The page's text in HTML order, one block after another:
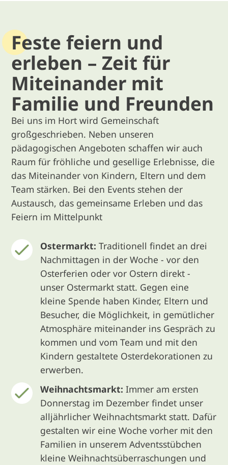
Feste feiern und
erleben – Zeit für
Miteinander mit
Familie und Freunden
Bei uns im Hort wird Gemeinschaft
großgeschrieben. Neben unseren
pädagogischen Angeboten schaffen wir auch
Raum für fröhliche und gesellige Erlebnisse, die
das Miteinander von Kindern, Eltern und dem
Team stärken. Bei den Events stehen der
Austausch, das gemeinsame Erleben und das
Feiern im Mittelpunkt
Ostermarkt: Traditionell findet an drei
Nachmittagen in der Woche - vor den
Osterferien oder vor Ostern direkt -
unser Ostermarkt statt. Gegen eine
kleine Spende haben Kinder, Eltern und
Besucher, die Möglichkeit, in gemütlicher
Atmosphäre miteinander ins Gespräch zu
kommen und vom Team und mit den
Kindern gestaltete Osterdekorationen zu
erwerben.
Weihnachtsmarkt: Immer am ersten
Donnerstag im Dezember findet unser
alljährlicher Weihnachtsmarkt statt. Dafür
gestalten wir eine Woche vorher mit den
Familien in unserem Adventsstübchen
kleine Weihnachtsüberraschungen und